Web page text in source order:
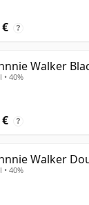
?
Walker
• 40%
?
Walker
• 40%